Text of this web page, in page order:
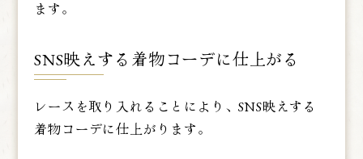
ます。
SNS映えする着物コーデに仕上がる
レースを取り入れることにより、SNS映えする
着物コーデに仕上がります。